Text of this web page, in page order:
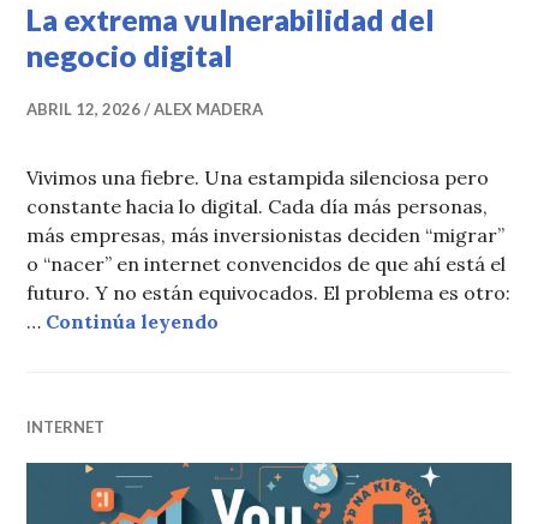
La extrema vulnerabilidad del
negocio digital
ABRIL 12, 2026 ALEX MADERA
Vivimos una fiebre. Una estampida silenciosa pero
constante hacia lo digital. Cada día más personas,
más empresas, más inversionistas deciden “migrar”
o “nacer” en internet convencidos de que ahí está el
futuro. Y no están equivocados. El problema es otro:
… Continúa leyendo
INTERNET